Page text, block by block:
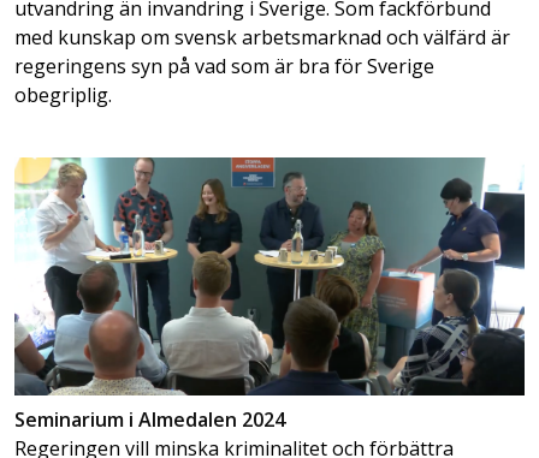
utvandring än invandring i Sverige. Som fackförbund
med kunskap om svensk arbetsmarknad och välfärd är
regeringens syn på vad som är bra för Sverige
obegriplig.
Seminarium i Almedalen 2024
Regeringen vill minska kriminalitet och förbättra